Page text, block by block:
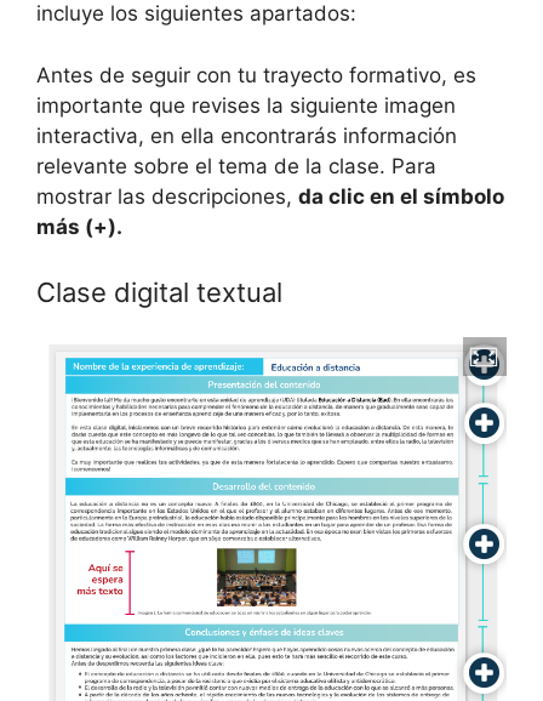
incluye los siguientes apartados:
Antes de seguir con tu trayecto formativo, es
importante que revises la siguiente imagen
interactiva, en ella encontrarás información
relevante sobre el tema de la clase. Para
mostrar las descripciones, da clic en el símbolo
más (+).
Clase digital textual